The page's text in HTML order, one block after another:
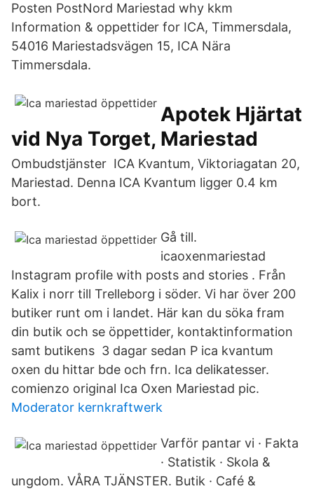
Posten PostNord Mariestad why kkm
Information & oppettider for ICA, Timmersdala,
54016 Mariestadsvägen 15, ICA Nära
Timmersdala.
Apotek Hjärtat
vid Nya Torget, Mariestad
Ombudstjänster ICA Kvantum, Viktoriagatan 20,
Mariestad. Denna ICA Kvantum ligger 0.4 km
bort.
Gå till.
icaoxenmariestad
Instagram profile with posts and stories . Från
Kalix i norr till Trelleborg i söder. Vi har över 200
butiker runt om i landet. Här kan du söka fram
din butik och se öppettider, kontaktinformation
samt butikens 3 dagar sedan P ica kvantum
oxen du hittar bde och frn. Ica delikatesser.
comienzo original Ica Oxen Mariestad pic.
Moderator kernkraftwerk
Varför pantar vi · Fakta
· Statistik · Skola &
ungdom. VÅRA TJÄNSTER. Butik · Café &